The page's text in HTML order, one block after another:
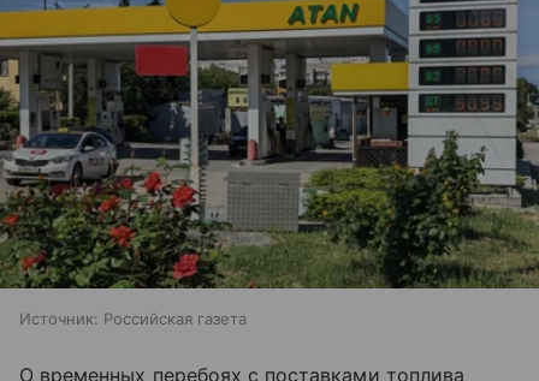
Источник: Российская газета
О временных перебоях с поставками топлива